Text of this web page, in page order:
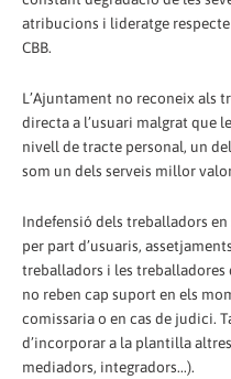
atribucions i lideratge
CBB.
L’Ajuntament no reconeix als
directa a l’usuari malgrat que
nivell de tracte personal, un
som un dels serveis millor
Indefensió dels treballadors
per part d’usuaris,
treballadors i les treballadores
no reben cap suport en els
comissaria o en cas de judici.
d’incorporar a la plantilla
mediadors, integradors...).